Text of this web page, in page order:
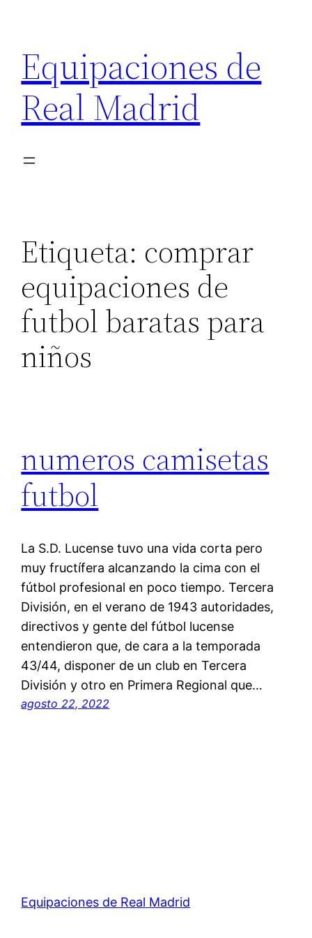
contenido
Equipaciones de
Real Madrid
Etiqueta: comprar
equipaciones de
futbol baratas para
niños
numeros camisetas
futbol
La S.D. Lucense tuvo una vida corta pero
muy fructífera alcanzando la cima con el
fútbol profesional en poco tiempo. Tercera
División, en el verano de 1943 autoridades,
directivos y gente del fútbol lucense
entendieron que, de cara a la temporada
43/44, disponer de un club en Tercera
División y otro en Primera Regional que…
agosto 22, 2022
Equipaciones de Real Madrid